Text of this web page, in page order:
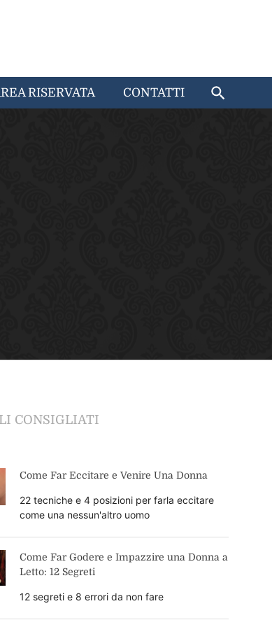
RISERVATA CONTATTI
CONSIGLIATI
Come Far Eccitare e Venire Una Donna
22 tecniche e 4 posizioni per farla eccitare
come una nessun'altro uomo
Come Far Godere e Impazzire una Donna a
Letto: 12 Segreti
12 segreti e 8 errori da non fare